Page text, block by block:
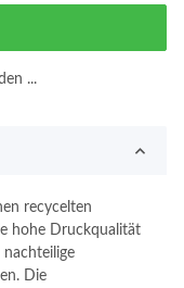
...
recycelten
hohe Druckqualität
Die